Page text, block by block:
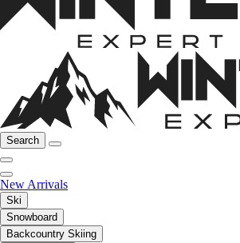
Search
New Arrivals
Ski
Snowboard
Backcountry Skiing